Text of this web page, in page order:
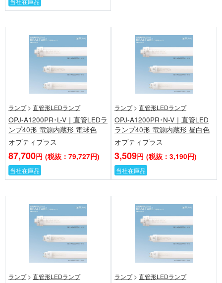
ランプ > 直管形LEDランプ
OPJ-A1200PR･L-V｜直管LEDラ
ンプ40形 電源内蔵形 電球色
オプティプラス
87,700円 (税抜：79,727円)
当社在庫品
ランプ > 直管形LEDランプ
OPJ-A1200PR･N-V｜直管LED
ランプ40形 電源内蔵形 昼白色
オプティプラス
3,509円 (税抜：3,190円)
当社在庫品
ランプ > 直管形LEDランプ ランプ > 直管形LEDランプ